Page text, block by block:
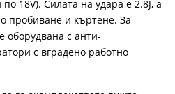
18V). Силата на удара е 2.8J, а
пробиване и къртене. За
оборудвана с анти-
с вградено работно